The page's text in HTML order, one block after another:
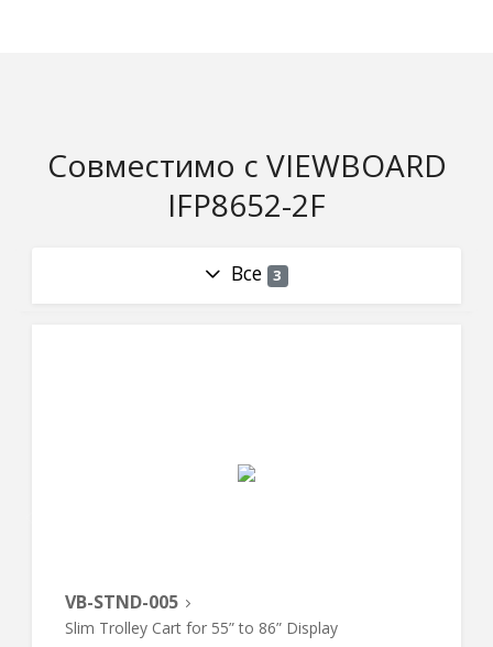
Совместимо с VIEWBOARD
IFP8652-2F
Все 3
VB-STND-005
Slim Trolley Cart for 55” to 86” Display